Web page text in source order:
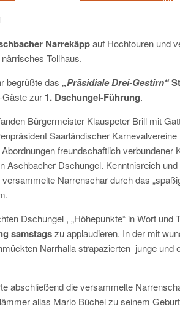
Narrekäppauf Hochtouren und
Tollhaus.
begrüßte das „Präsidiale Drei-Gestirn“
Gäste zur 1. Dschungel-Führung.
Bürgermeister Klauspeter Brill mit
Saarländischer
freundschaftlich
Aschbacher Dschungel. Kenntnisreich
versammelte Narrenschar durch das
Dschungel , „Höhepunkte“ in Wort
samstagszu applaudieren. In der mit
Narrhalla strapazierten junge und
abschließend die versammelte
alias Mario Büchel zu seinem